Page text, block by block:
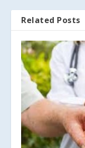
Related Posts